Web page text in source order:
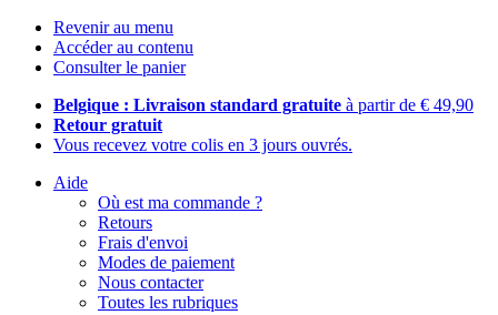
Revenir au menu
Accéder au contenu
Consulter le panier
Belgique : Livraison standard gratuite à partir de € 49,90
Retour gratuit
Vous recevez votre colis en 3 jours ouvrés.
Aide
Où est ma commande ?
Retours
Frais d'envoi
Modes de paiement
Nous contacter
Toutes les rubriques